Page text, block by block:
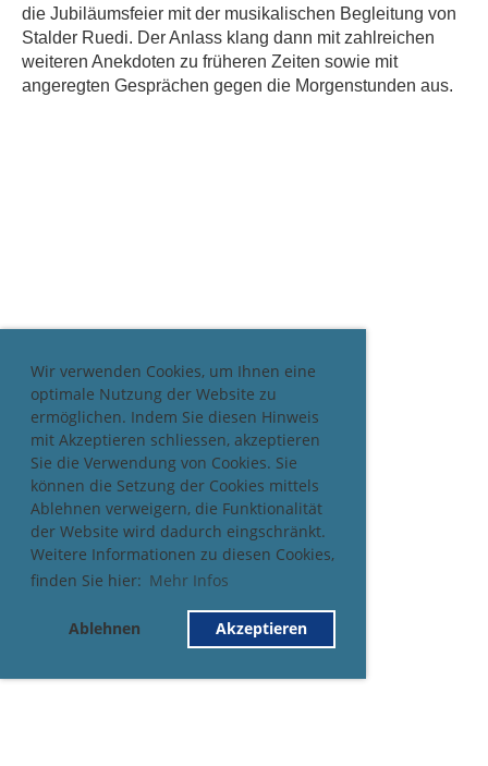
Wir verwenden Cookies, um Ihnen eine
optimale Nutzung der Website zu
ermöglichen. Indem Sie diesen Hinweis
mit Akzeptieren schliessen, akzeptieren
Sie die Verwendung von Cookies. Sie
können die Setzung der Cookies mittels
Ablehnen verweigern, die Funktionalität
der Website wird dadurch eingschränkt.
Weitere Informationen zu diesen Cookies,
finden Sie hier: Mehr Infos
Ablehnen Akzeptieren
die Jubiläumsfeier mit der musikalischen Begleitung von
Stalder Ruedi. Der Anlass klang dann mit zahlreichen
weiteren Anekdoten zu früheren Zeiten sowie mit
angeregten Gesprächen gegen die Morgenstunden aus.